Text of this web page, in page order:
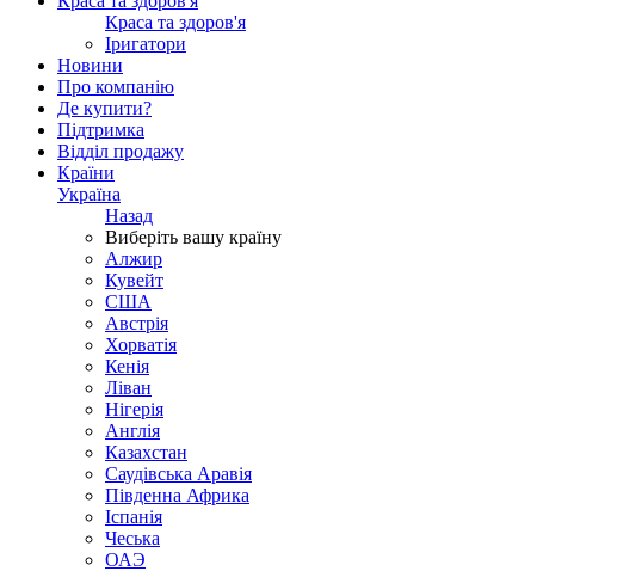
Краса та здоров'я
Іригатори
Новини
Про компанію
Де купити?
Підтримка
Відділ продажу
Країни
Україна
Назад
Виберіть вашу країну
Алжир
Кувейт
США
Австрія
Хорватія
Кенія
Ліван
Нігерія
Англія
Казахстан
Саудівська Аравія
Південна Африка
Іспанія
Чеська
ОАЭ